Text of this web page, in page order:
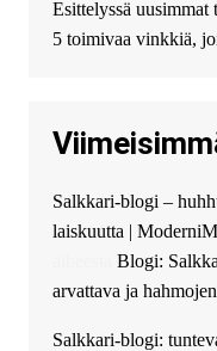
избыточных
документов? Тогда
guest_4889 :Cmon
The Admin: High
successfully installed
Ajax Chat.
Esittelyssä uusimmat
5 toimivaa vinkkiä,
Salkkari-blogi –
laiskuutta |
Blogi:
arvattava ja
Salkkari-blogi: